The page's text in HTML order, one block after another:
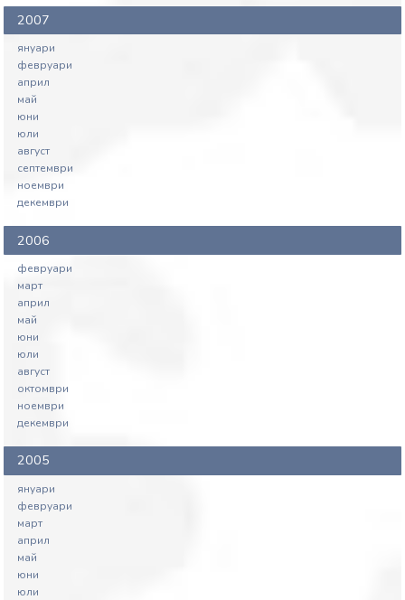
2007
януари
февруари
април
май
юни
юли
август
септември
ноември
декември
2006
февруари
март
април
май
юни
юли
август
октомври
ноември
декември
2005
януари
февруари
март
април
май
юни
юли